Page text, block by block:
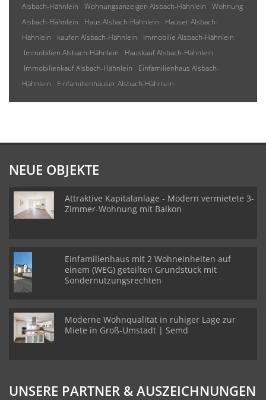
Alsbach-Hähnlein Wohnungsanzeigen Alsbach-Hähnlein
Wohnung
Alsbach-Hähnlein
Haus Alsbach-Hähnlein
Häuser Alsbach-
Hähnlein
kaufen Alsbach-Hähnlein
Immobilie Alsbach-Hähnlein
Immobilien Alsbach-Hähnlein
Hauskauf Alsbach-Hähnlein
Immobilienkauf Alsbach-Hähnlein
Einfamilienhaus Alsbach-
Hähnlein
Einfamilienhäuser Alsbach-Hähnlein
NEUE OBJEKTE
Attraktive Kapitalanlage - Modern vermietete 3-
Zimmer-Wohnung mit Balkon
Einfamilienhaus mit 2 Wohneinheiten auf
einem (WEG) geteilten Grundstück mit
Sondernutzungsrechten
Moderne Wohnqualität in ruhiger Lage zur
Miete in Groß-Umstadt | Semd
UNSERE PARTNER & AUSZEICHNUNGEN